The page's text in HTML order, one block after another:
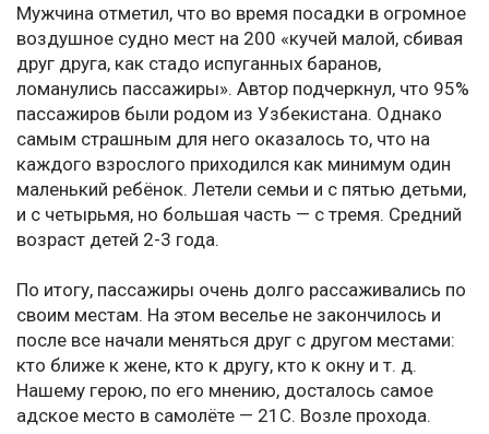
Мужчина отметил, что во время посадки в огромное
воздушное судно мест на 200 «кучей малой, сбивая
друг друга, как стадо испуганных баранов,
ломанулись пассажиры». Автор подчеркнул, что 95%
пассажиров были родом из Узбекистана. Однако
самым страшным для него оказалось то, что на
каждого взрослого приходился как минимум один
маленький ребёнок. Летели семьи и с пятью детьми,
и с четырьмя, но большая часть — с тремя. Средний
возраст детей 2-3 года.
По итогу, пассажиры очень долго рассаживались по
своим местам. На этом веселье не закончилось и
после все начали меняться друг с другом местами:
кто ближе к жене, кто к другу, кто к окну и т. д.
Нашему герою, по его мнению, досталось самое
адское место в самолёте — 21С. Возле прохода.